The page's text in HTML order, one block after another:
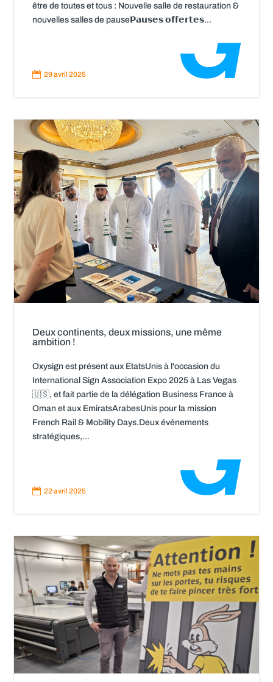
être de toutes et tous : Nouvelle salle de restauration &
nouvelles salles de pause𝗣𝗮𝘂𝘀𝗲𝘀 𝗼𝗳𝗳𝗲𝗿𝘁𝗲𝘀...
Read
More
 29 avril 2025
Deux continents, deux missions, une même
ambition !
Oxysign est présent aux EtatsUnis à l'occasion du
International Sign Association Expo 2025 à Las Vegas
🇺🇸, et fait partie de la délégation Business France à
Oman et aux EmiratsArabesUnis pour la mission
French Rail & Mobility Days.Deux événements
stratégiques,...
Read
More
 22 avril 2025